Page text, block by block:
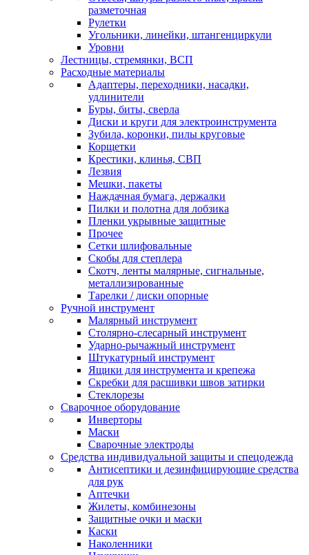
разметочная
Рулетки
Угольники, линейки, штангенциркули
Уровни
Лестницы, стремянки, ВСП
Расходные материалы
Адаптеры, переходники, насадки,
удлинители
Буры, биты, сверла
Диски и круги для электроинструмента
Зубила, коронки, пилы круговые
Корщетки
Крестики, клинья, СВП
Лезвия
Мешки, пакеты
Наждачная бумага, держалки
Пилки и полотна для лобзика
Пленки укрывные защитные
Прочее
Сетки шлифовальные
Скобы для степлера
Скотч, ленты малярные, сигнальные,
металлизированные
Тарелки / диски опорные
Ручной инструмент
Малярный инструмент
Столярно-слесарный инструмент
Ударно-рычажный инструмент
Штукатурный инструмент
Ящики для инструмента и крепежа
Скребки для расшивки швов затирки
Стеклорезы
Сварочное оборудование
Инверторы
Маски
Сварочные электроды
Средства индивидуальной защиты и спецодежда
Антисептики и дезинфицирующие средства
для рук
Аптечки
Жилеты, комбинезоны
Защитные очки и маски
Каски
Наколенники